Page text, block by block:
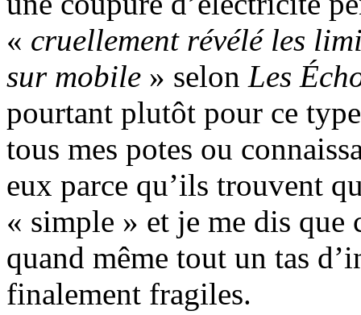
« cruellement révélé les
sur mobile » selon Les
pourtant plutôt pour ce
tous mes potes ou
eux parce qu’ils trouvent
« simple » et je me dis que
quand même tout un tas
finalement fragiles.